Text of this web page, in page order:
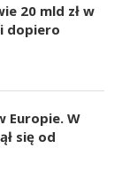
20 mld zł w
dopiero
Europie. W
się od